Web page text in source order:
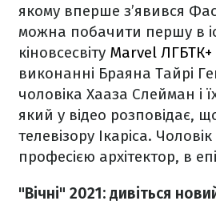
якому вперше з’явився
можна побачити першу в
кіновсесвіту Marvel ЛГБТК+
виконанні Браяна Тайрі
чоловіка Хааза Слейман і
який у відео розповідає,
телевізору Ікаріса.
професією архітектор, в
"Вічні" 2021: дивіться